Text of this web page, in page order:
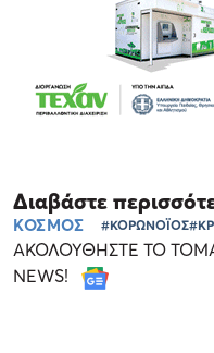
Διαβάστε
ΚΟΣΜΟΣ #ΚΟΡΩΝΟΪΟΣ
ΑΚΟΛΟΥΘΗΣΤΕ ΤΟ
NEWS!